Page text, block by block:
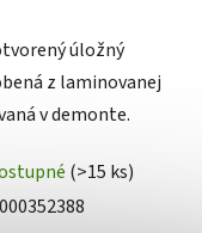
úložný
z laminovanej
v demonte.
(>15 ks)